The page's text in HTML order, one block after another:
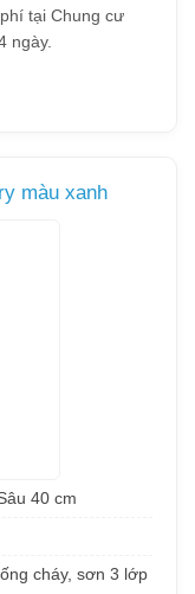
tại Chung cư
ngày.
màu xanh
40 cm
cháy, sơn 3 lớp